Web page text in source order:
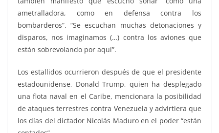
ametralladora, como en defensa contra los
bombarderos”. “Se escuchan muchas detonaciones y
disparos, nos imaginamos (…) contra los aviones que
están sobrevolando por aquí”.
Los estallidos ocurrieron después de que el presidente
estadounidense, Donald Trump, quien ha desplegado
una flota naval en el Caribe, mencionara la posibilidad
de ataques terrestres contra Venezuela y advirtiera que
los días del dictador Nicolás Maduro en el poder “están